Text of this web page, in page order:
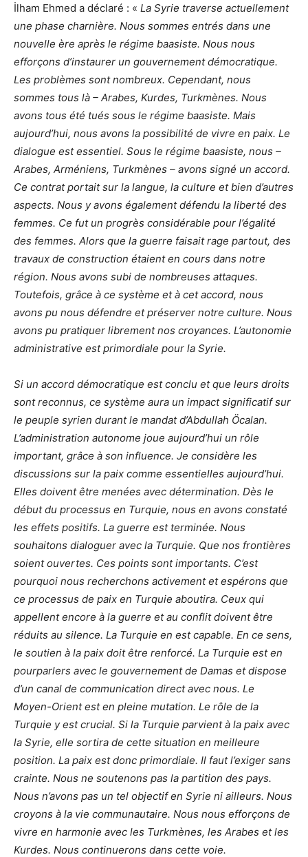
İlham Ehmed a déclaré : « La Syrie traverse actuellement
une phase charnière. Nous sommes entrés dans une
nouvelle ère après le régime baasiste. Nous nous
efforçons d’instaurer un gouvernement démocratique.
Les problèmes sont nombreux. Cependant, nous
sommes tous là – Arabes, Kurdes, Turkmènes. Nous
avons tous été tués sous le régime baasiste. Mais
aujourd’hui, nous avons la possibilité de vivre en paix. Le
dialogue est essentiel. Sous le régime baasiste, nous –
Arabes, Arméniens, Turkmènes – avons signé un accord.
Ce contrat portait sur la langue, la culture et bien d’autres
aspects. Nous y avons également défendu la liberté des
femmes. Ce fut un progrès considérable pour l’égalité
des femmes. Alors que la guerre faisait rage partout, des
travaux de construction étaient en cours dans notre
région. Nous avons subi de nombreuses attaques.
Toutefois, grâce à ce système et à cet accord, nous
avons pu nous défendre et préserver notre culture. Nous
avons pu pratiquer librement nos croyances. L’autonomie
administrative est primordiale pour la Syrie.
Si un accord démocratique est conclu et que leurs droits
sont reconnus, ce système aura un impact significatif sur
le peuple syrien durant le mandat d’Abdullah Öcalan.
L’administration autonome joue aujourd’hui un rôle
important, grâce à son influence. Je considère les
discussions sur la paix comme essentielles aujourd’hui.
Elles doivent être menées avec détermination. Dès le
début du processus en Turquie, nous en avons constaté
les effets positifs. La guerre est terminée. Nous
souhaitons dialoguer avec la Turquie. Que nos frontières
soient ouvertes. Ces points sont importants. C’est
pourquoi nous recherchons activement et espérons que
ce processus de paix en Turquie aboutira. Ceux qui
appellent encore à la guerre et au conflit doivent être
réduits au silence. La Turquie en est capable. En ce sens,
le soutien à la paix doit être renforcé. La Turquie est en
pourparlers avec le gouvernement de Damas et dispose
d’un canal de communication direct avec nous. Le
Moyen-Orient est en pleine mutation. Le rôle de la
Turquie y est crucial. Si la Turquie parvient à la paix avec
la Syrie, elle sortira de cette situation en meilleure
position. La paix est donc primordiale. Il faut l’exiger sans
crainte. Nous ne soutenons pas la partition des pays.
Nous n’avons pas un tel objectif en Syrie ni ailleurs. Nous
croyons à la vie communautaire. Nous nous efforçons de
vivre en harmonie avec les Turkmènes, les Arabes et les
Kurdes. Nous continuerons dans cette voie.